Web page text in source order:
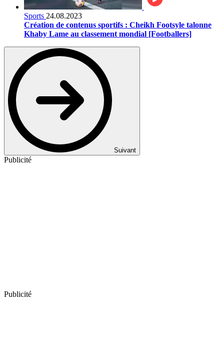
Sports 24.08.2023
Création de contenus sportifs : Cheikh Footsyle talonne
Khaby Lame au classement mondial [Footballers]
Suivant
Publicité
Publicité